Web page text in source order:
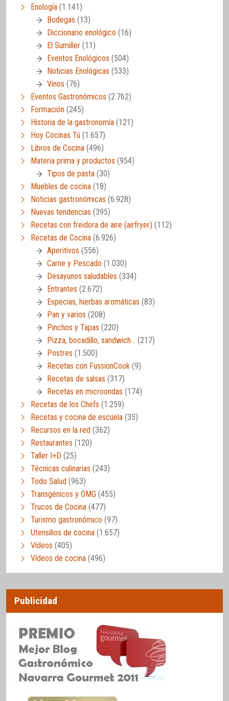
Enología (1.141)
Bodegas (13)
Diccionario enológico (16)
El Sumiller (11)
Eventos Enológicos (504)
Noticias Enológicas (533)
Vinos (76)
Eventos Gastronómicos (2.762)
Formación (245)
Historia de la gastronomía (121)
Hoy Cocinas Tú (1.657)
Libros de Cocina (496)
Materia prima y productos (954)
Tipos de pasta (30)
Muebles de cocina (18)
Noticias gastronómicas (6.928)
Nuevas tendencias (395)
Recetas con freidora de aire (airfryer) (112)
Recetas de Cocina (6.926)
Aperitivos (556)
Carne y Pescado (1.030)
Desayunos saludables (334)
Entrantes (2.672)
Especias, hierbas aromáticas (83)
Pan y varios (208)
Pinchos y Tapas (220)
Pizza, bocadillo, sandwich… (217)
Postres (1.500)
Recetas con FussionCook (9)
Recetas de salsas (317)
Recetas en microondas (174)
Recetas de los Chefs (1.259)
Recetas y cocina de escuela (35)
Recursos en la red (362)
Restaurantes (120)
Taller I+D (25)
Técnicas culinarias (243)
Todo Salud (963)
Transgénicos y OMG (455)
Trucos de Cocina (477)
Turismo gastronómico (97)
Utensilios de cocina (1.657)
Vídeos (405)
Vídeos de cocina (496)
Publicidad